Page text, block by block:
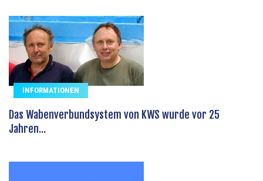
INFORMATIONEN
Das Wabenverbundsystem von KWS wurde vor 25
Jahren...